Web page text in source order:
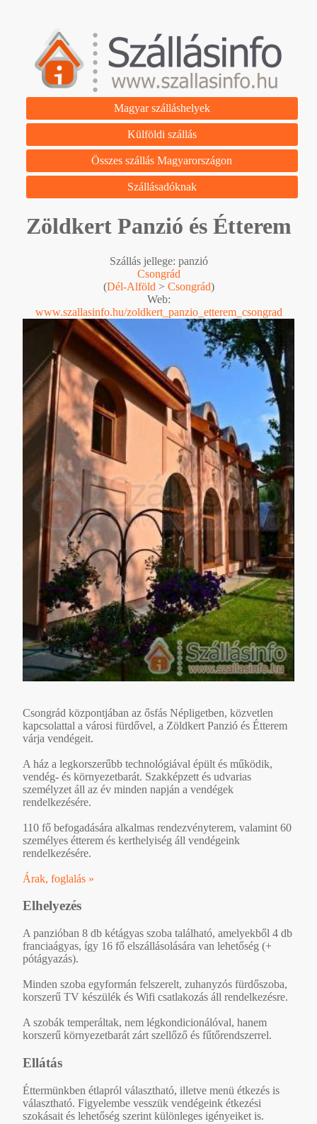
Magyar szálláshelyek
Külföldi szállás
Összes szállás Magyarországon
Szállásadóknak
Zöldkert Panzió és Étterem
Szállás jellege: panzió
Csongrád
(Dél-Alföld > Csongrád)
Web:
www.szallasinfo.hu/zoldkert_panzio_etterem_csongrad
Csongrád központjában az ősfás Népligetben, közvetlen
kapcsolattal a városi fürdővel, a Zöldkert Panzió és Étterem
várja vendégeit.
A ház a legkorszerűbb technológiával épült és működik,
vendég- és környezetbarát. Szakképzett és udvarias
személyzet áll az év minden napján a vendégek
rendelkezésére.
110 fő befogadására alkalmas rendezvényterem, valamint 60
személyes étterem és kerthelyiség áll vendégeink
rendelkezésére.
Árak, foglalás »
Elhelyezés
A panzióban 8 db kétágyas szoba található, amelyekből 4 db
franciaágyas, így 16 fő elszállásolására van lehetőség (+
pótágyazás).
Minden szoba egyformán felszerelt, zuhanyzós fürdőszoba,
korszerű TV készülék és Wifi csatlakozás áll rendelkezésre.
A szobák temperáltak, nem légkondicionálóval, hanem
korszerű környezetbarát zárt szellőző és fűtőrendszerrel.
Ellátás
Éttermünkben étlapról választható, illetve menü étkezés is
választható. Figyelembe vesszük vendégeink étkezési
szokásait és lehetőség szerint különleges igényeiket is.